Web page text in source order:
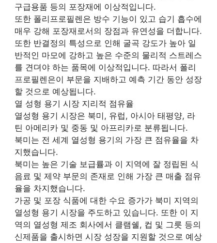
구급용품 등의 포장재에 이상적입니다.
또한 폴리프로필렌은 방수 기능이 있고 습기 흡수에
매우 강해 포장재로서의 장점과 유연성을 더합니다.
또한 반결정의 특성으로 인해 굴곡 강도가 높아 일
반적인 마모에 강하고 높은 수준의 물리적 스트레스
를 견뎌야 하는 품목에 이상적입니다. 따라서 폴리
프로필렌은이 부문을 지배하고 예측 기간 동안 성장
할 것으로 예상됩니다.
열 성형 용기 시장 지리적 점유율
열성형 용기 시장은 북미, 유럽, 아시아 태평양, 라
틴 아메리카 및 중동 및 아프리카로 분류됩니다.
북미는 전 세계 열성형 용기의 가장 큰 점유율을 차
지했습니다.
북미는 높은 기술 보급률과 이 지역에 잘 정립된 식
음료 및 제약 부문의 존재로 인해 가장 큰 매출 점유
율을 차지했습니다.
가공 및 포장 식품에 대한 수요 증가가 북미 지역의
열성형 용기 시장을 주도하고 있습니다. 또한 이 지
역의 열성형 제조 회사에서 클램쉘, 컵 및 그릇 등의
신제품을 출시하면 시장 성장을 지원할 것으로 예상